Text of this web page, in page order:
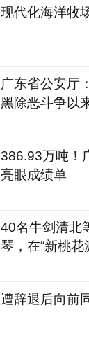
现代化海洋牧
广东省公安厅
黑除恶斗争以
386.93万吨！
亮眼成绩单
40名牛剑清北
琴，在“新桃花
遭辞退后向前